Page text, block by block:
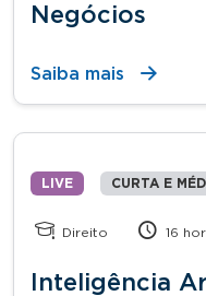
Negócios
Saiba mais
LIVE CURTA E
Direito 16
Inteligência